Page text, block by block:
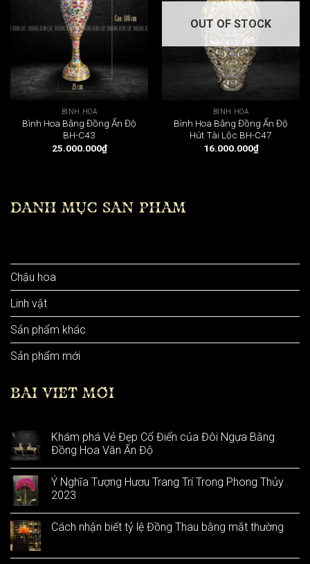
BÌNH HOA
Bình Hoa Bằng Đồng Ấn Độ
BH-C43
25.000.000₫
OUT OF STOCK
BÌNH HOA
Bình Hoa Bằng Đồng Ấn Độ
Hút Tài Lộc BH-C47
16.000.000₫
DANH MỤC SẢN PHẨM
Chậu hoa
Linh vật
Sản phẩm khác
Sản phẩm mới
BÀI VIẾT MỚI
Khám phá Vẻ Đẹp Cổ Điển của Đôi Ngựa Bằng
Đồng Hoa Văn Ấn Độ
Ý Nghĩa Tượng Hươu Trang Trí Trong Phong Thủy
2023
Cách nhận biết tỷ lệ Đồng Thau bằng mắt thường